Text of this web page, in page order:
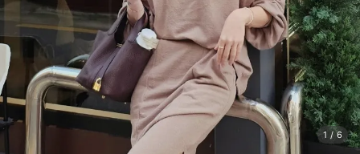
1 /6